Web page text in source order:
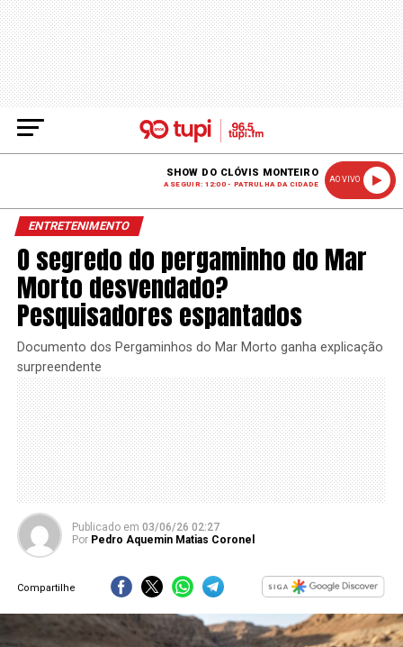
SHOW DO CLÓVIS MONTEIRO
A SEGUIR: 12:00 - PATRULHA DA CIDADE
AO VIVO
ENTRETENIMENTO
O segredo do pergaminho do Mar
Morto desvendado?
Pesquisadores espantados
Documento dos Pergaminhos do Mar Morto ganha explicação
surpreendente
Publicado em 03/06/26 02:27
Por Pedro Aquemin Matias Coronel
Compartilhe